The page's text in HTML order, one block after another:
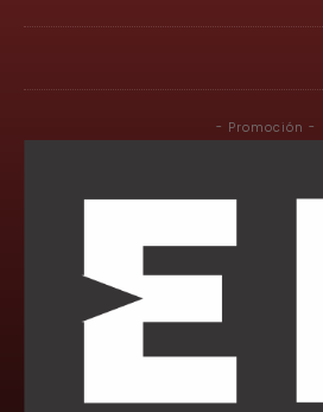
- Promoción -